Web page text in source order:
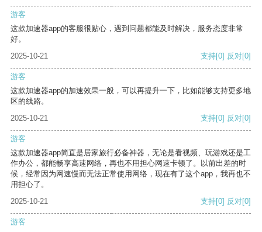
游客
这款加速器app的客服很贴心，遇到问题都能及时解决，服务态度非常
好。
2025-10-21
支持[0] 反对[0]
游客
这款加速器app的加速效果一般，可以再提升一下，比如能够支持更多地
区的线路。
2025-10-21
支持[0] 反对[0]
游客
这款加速器app简直是居家旅行必备神器，无论是看视频、玩游戏还是工
作办公，都能畅享高速网络，再也不用担心网速卡顿了。以前出差的时
候，经常因为网速慢而无法正常使用网络，现在有了这个app，我再也不
用担心了。
2025-10-21
支持[0] 反对[0]
游客